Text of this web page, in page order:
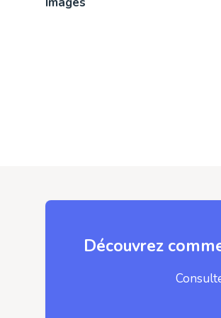
Découvrez